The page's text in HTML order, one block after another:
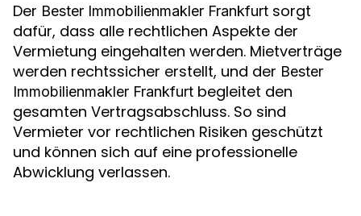
Der Bester Immobilienmakler Frankfurt sorgt
dafür, dass alle rechtlichen Aspekte der
Vermietung eingehalten werden. Mietverträge
werden rechtssicher erstellt, und der Bester
Immobilienmakler Frankfurt begleitet den
gesamten Vertragsabschluss. So sind
Vermieter vor rechtlichen Risiken geschützt
und können sich auf eine professionelle
Abwicklung verlassen.